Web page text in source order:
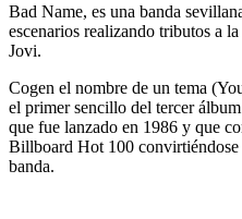
Bad Name, es una banda
escenarios realizando tributos a
Jovi.
Cogen el nombre de un tema
el primer sencillo del tercer
que fue lanzado en 1986 y que
Billboard Hot 100
banda.